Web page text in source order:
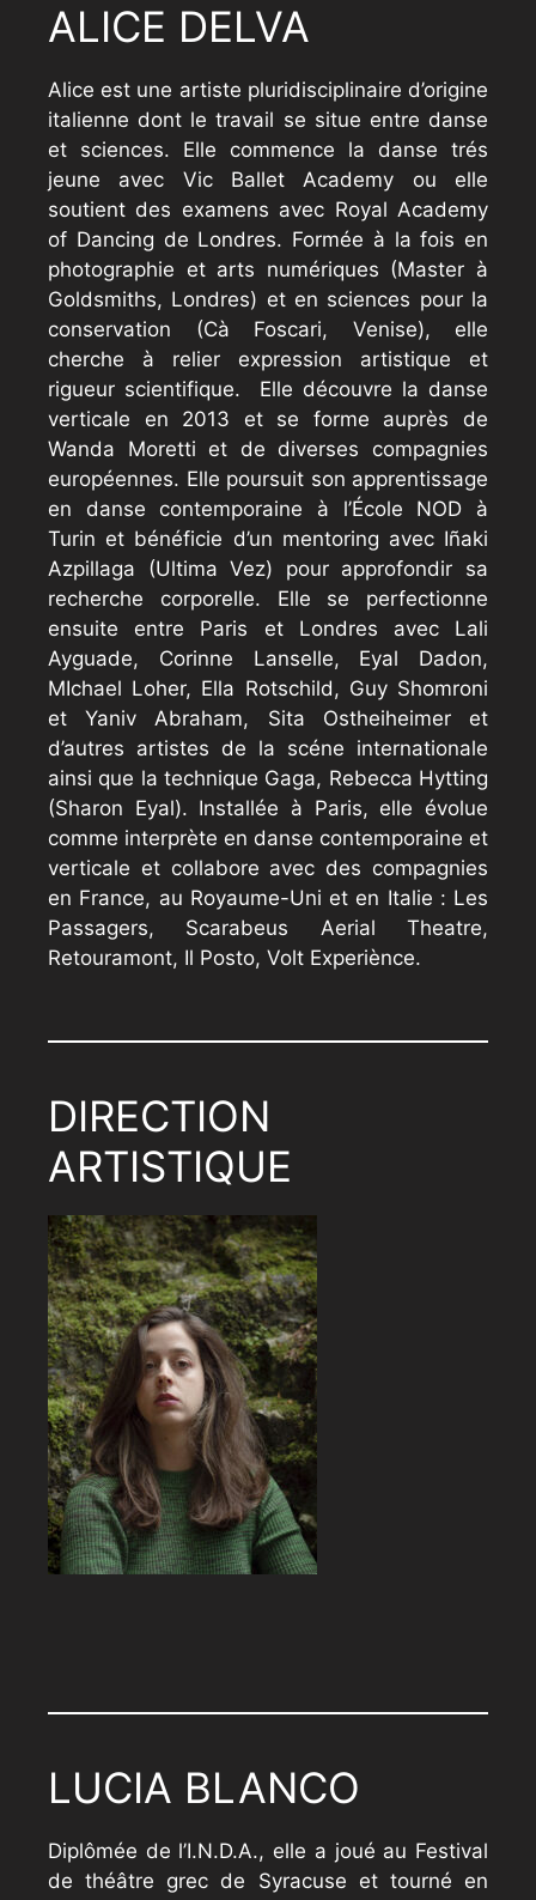
ALICE DELVA
Alice est une artiste pluridisciplinaire d’origine
italienne dont le travail se situe entre danse
et sciences. Elle commence la danse trés
jeune avec Vic Ballet Academy ou elle
soutient des examens avec Royal Academy
of Dancing de Londres. Formée à la fois en
photographie et arts numériques (Master à
Goldsmiths, Londres) et en sciences pour la
conservation (Cà Foscari, Venise), elle
cherche à relier expression artistique et
rigueur scientifique. Elle découvre la danse
verticale en 2013 et se forme auprès de
Wanda Moretti et de diverses compagnies
européennes. Elle poursuit son apprentissage
en danse contemporaine à l’École NOD à
Turin et bénéficie d’un mentoring avec Iñaki
Azpillaga (Ultima Vez) pour approfondir sa
recherche corporelle. Elle se perfectionne
ensuite entre Paris et Londres avec Lali
Ayguade, Corinne Lanselle, Eyal Dadon,
MIchael Loher, Ella Rotschild, Guy Shomroni
et Yaniv Abraham, Sita Ostheiheimer et
d’autres artistes de la scéne internationale
ainsi que la technique Gaga, Rebecca Hytting
(Sharon Eyal). Installée à Paris, elle évolue
comme interprète en danse contemporaine et
verticale et collabore avec des compagnies
en France, au Royaume-Uni et en Italie : Les
Passagers, Scarabeus Aerial Theatre,
Retouramont, Il Posto, Volt Experiènce.
DIRECTION
ARTISTIQUE
LUCIA BLANCO
Diplômée de l’I.N.D.A., elle a joué au Festival
de théâtre grec de Syracuse et tourné en